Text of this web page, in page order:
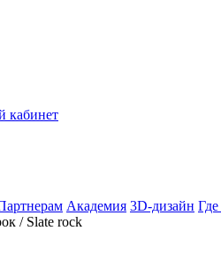
Академия 3D-дизайн
/ Slate rock